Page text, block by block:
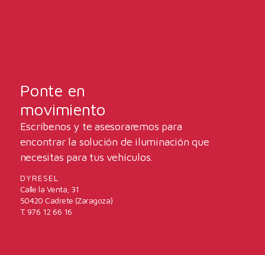
Ponte en
movimiento
Escríbenos y te asesoraremos para
encontrar la solución de iluminación que
necesitas para tus vehículos.
DYRESEL
Calle la Venta, 31
50420 Cadrete (Zaragoza)
T. 976 12 66 16